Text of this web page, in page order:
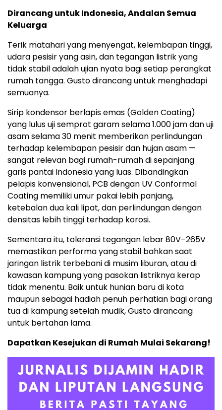
Dirancang untuk Indonesia, Andalan Semua
Keluarga
Terik matahari yang menyengat, kelembapan tinggi,
udara pesisir yang asin, dan tegangan listrik yang
tidak stabil adalah ujian nyata bagi setiap perangkat
rumah tangga. Gusto dirancang untuk menghadapi
semuanya.
Sirip kondensor berlapis emas (Golden Coating)
yang lulus uji semprot garam selama 1.000 jam dan uji
asam selama 30 menit memberikan perlindungan
terhadap kelembapan pesisir dan hujan asam —
sangat relevan bagi rumah-rumah di sepanjang
garis pantai Indonesia yang luas. Dibandingkan
pelapis konvensional, PCB dengan UV Conformal
Coating memiliki umur pakai lebih panjang,
ketebalan dua kali lipat, dan perlindungan dengan
densitas lebih tinggi terhadap korosi.
Sementara itu, toleransi tegangan lebar 80V–265V
memastikan performa yang stabil bahkan saat
jaringan listrik terbebani di musim liburan, atau di
kawasan kampung yang pasokan listriknya kerap
tidak menentu. Baik untuk hunian baru di kota
maupun sebagai hadiah penuh perhatian bagi orang
tua di kampung setelah mudik, Gusto dirancang
untuk bertahan lama.
Dapatkan Kesejukan di Rumah Mulai Sekarang!